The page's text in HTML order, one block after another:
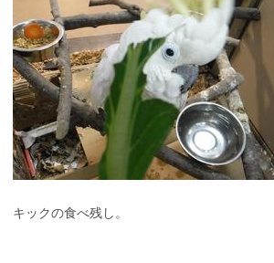
キックの食べ残し。